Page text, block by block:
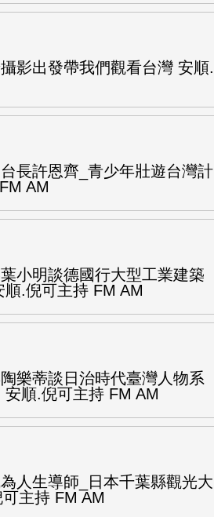
影出發帶我們觀看台灣 安順.
長許恩齊_青少年壯遊台灣計
AM
小明談德國行大型工業建築
.倪可主持 FM AM
樂蒂談日治時代臺灣人物系
順.倪可主持 FM AM
人生導師_日本千葉縣觀光大
主持 FM AM